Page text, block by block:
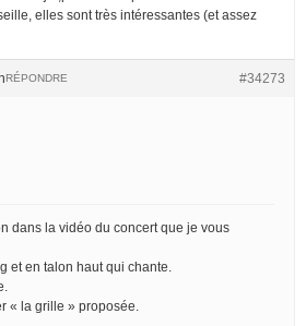
elles sont très intéressantes (et assez
#34273
RÉPONDRE
dans la vidéo du concert que je vous
et en talon haut qui chante.
« la grille » proposée.